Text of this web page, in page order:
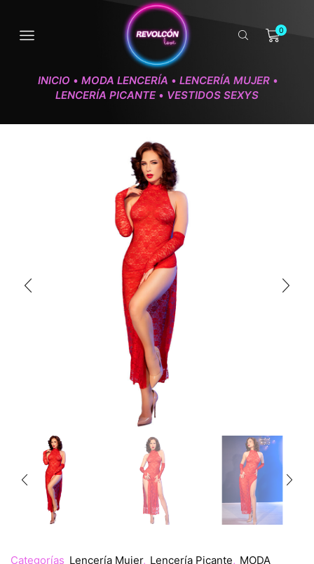
0
INICIO • MODA LENCERÍA • LENCERÍA MUJER •
LENCERÍA PICANTE • VESTIDOS SEXYS
Categorías Lencería Mujer, Lencería Picante, MODA